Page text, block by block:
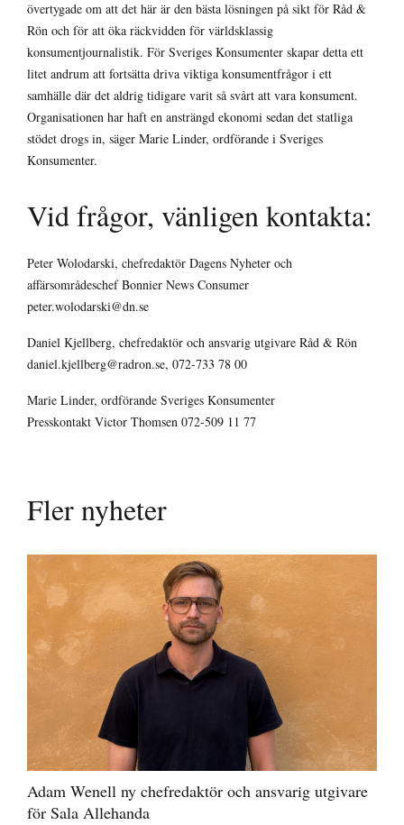
övertygade om att det här är den bästa lösningen på sikt för Råd &
Rön och för att öka räckvidden för världsklassig
konsumentjournalistik. För Sveriges Konsumenter skapar detta ett
litet andrum att fortsätta driva viktiga konsumentfrågor i ett
samhälle där det aldrig tidigare varit så svårt att vara konsument.
Organisationen har haft en ansträngd ekonomi sedan det statliga
stödet drogs in, säger Marie Linder, ordförande i Sveriges
Konsumenter.
Vid frågor, vänligen kontakta:
Peter Wolodarski, chefredaktör Dagens Nyheter och
affärsområdeschef Bonnier News Consumer
peter.wolodarski@dn.se
Daniel Kjellberg, chefredaktör och ansvarig utgivare Råd & Rön
daniel.kjellberg@radron.se, 072-733 78 00
Marie Linder, ordförande Sveriges Konsumenter
Presskontakt Victor Thomsen 072-509 11 77
Fler nyheter
Adam Wenell ny chefredaktör och ansvarig utgivare
för Sala Allehanda